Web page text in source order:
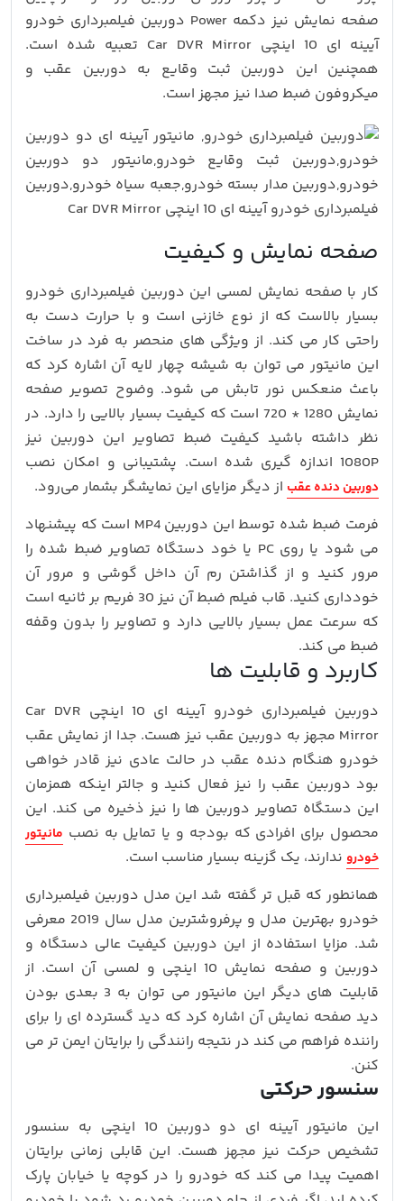
صفحه نمایش نیز دکمه Power دوربین فیلمبرداری خودرو
آیینه ای 10 اینچی Car DVR Mirror تعبیه شده است.
همچنین این دوربین ثبت وقایع به دوربین عقب و
میکروفون ضبط صدا نیز مجهز است.
صفحه نمایش و کیفیت
کار با صفحه نمایش لمسی این دوربین فیلمبرداری خودرو
بسیار بالاست که از نوع خازنی است و با حرارت دست به
راحتی کار می کند. از ویژگی های منحصر به فرد در ساخت
این مانیتور می توان به شیشه چهار لایه آن اشاره کرد که
باعث منعکس نور تابش می شود. وضوح تصویر صفحه
نمایش 1280 * 720 است که کیفیت بسیار بالایی را دارد. در
نظر داشته باشید کیفیت ضبط تصاویر این دوربین نیز
1080P اندازه گیری شده است. پشتیبانی و امکان نصب
دوربین دنده عقب از دیگر مزایای این نمایشگر بشمار می‌رود.
فرمت ضبط شده توسط این دوربین MP4 است که پیشنهاد
می شود یا روی PC یا خود دستگاه تصاویر ضبط شده را
مرور کنید و از گذاشتن رم آن داخل گوشی و مرور آن
خودداری کنید. قاب فیلم ضبط آن نیز 30 فریم بر ثانیه است
که سرعت عمل بسیار بالایی دارد و تصاویر را بدون وقفه
ضبط می کند.
کاربرد و قابلیت ها
دوربین فیلمبرداری خودرو آیینه ای 10 اینچی Car DVR
Mirror مجهز به دوربین عقب نیز هست. جدا از نمایش عقب
خودرو هنگام دنده عقب در حالت عادی نیز قادر خواهی
بود دوربین عقب را نیز فعال کنید و جالتر اینکه همزمان
این دستگاه تصاویر دوربین ها را نیز ذخیره می کند. این
محصول برای افرادی که بودجه و یا تمایل به نصب مانیتور
خودرو ندارند، یک گزینه بسیار مناسب است.
همانطور که قبل تر گفته شد این مدل دوربین فیلمبرداری
خودرو بهترین مدل و پرفروشترین مدل سال 2019 معرفی
شد. مزایا استفاده از این دوربین کیفیت عالی دستگاه و
دوربین و صفحه نمایش 10 اینچی و لمسی آن است. از
قابلیت های دیگر این مانیتور می توان به 3 بعدی بودن
دید صفحه نمایش آن اشاره کرد که دید گسترده ای را برای
راننده فراهم می کند در نتیجه رانندگی را برایتان ایمن تر می
کنن.
سنسور حرکتی
این مانیتور آیینه ای دو دوربین 10 اینچی به سنسور
تشخیص حرکت نیز مجهز هست. این قابلی زمانی برایتان
اهمیت پیدا می کند که خودرو را در کوچه یا خیابان پارک